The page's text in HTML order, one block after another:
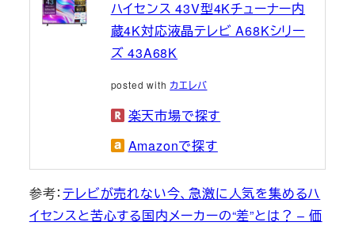
ハイセンス 43V型4Kチューナー内
蔵4K対応液晶テレビ A68Kシリー
ズ 43A68K
posted with カエレバ
楽天市場で探す
Amazonで探す
参考：テレビが売れない今、急激に人気を集めるハ
イセンスと苦心する国内メーカーの“差”とは？ – 価